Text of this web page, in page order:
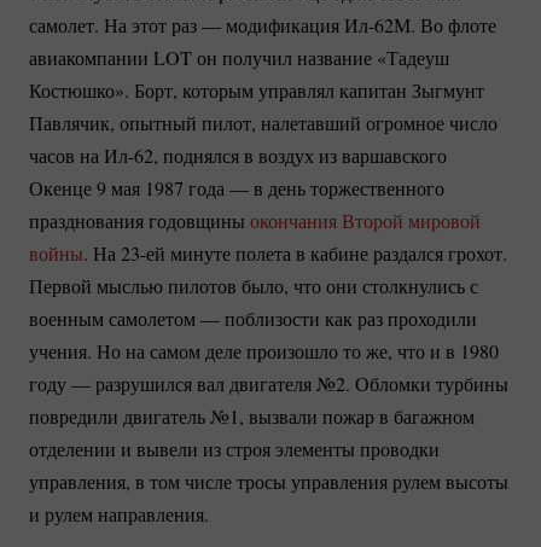
самолет. На этот раз — модификация Ил-62М. Во флоте
авиакомпании LOT он получил название «Тадеуш
Костюшко». Борт, которым управлял капитан Зыгмунт
Павлячик, опытный пилот, налетавший огромное число
часов на Ил-62, поднялся в воздух из варшавского
Окенце 9 мая 1987 года — в день торжественного
празднования годовщины окончания Второй мировой
войны. На23-ей минуте полета в кабине раздался грохот.
Первой мыслью пилотов было, что они столкнулись с
военным самолетом — поблизости как раз проходили
учения. Но на самом деле произошло то же, что и в 1980
году — разрушился вал двигателя №2. Обломки турбины
повредили двигатель №1, вызвали пожар в багажном
отделении и вывели из строя элементы проводки
управления, в том числе тросы управления рулем высоты
и рулем направления.